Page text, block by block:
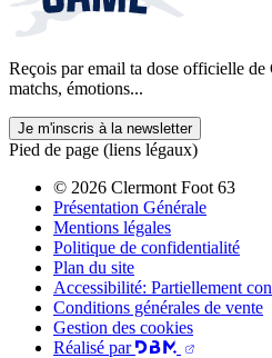
Reçois par email ta dose officielle
matchs, émotions...
Je m'inscris à la newsletter
Pied de page (liens légaux)
© 2026 Clermont Foot 63
Présentation Générale
Mentions légales
Politique de confidentialité
Plan du site
Accessibilité: Partiellement
Conditions générales de vente
Gestion des cookies
Réalisé par